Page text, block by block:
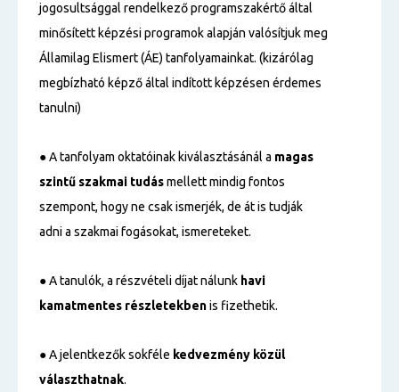
jogosultsággal rendelkező programszakértő által
minősített képzési programok alapján valósítjuk meg
Államilag Elismert (ÁE) tanfolyamainkat. (kizárólag
megbízható képző által indított képzésen érdemes
tanulni)
● A tanfolyam oktatóinak kiválasztásánál a magas
szintű szakmai tudásmellett mindig fontos
szempont, hogy ne csak ismerjék, de át is tudják
adni a szakmai fogásokat, ismereteket.
● A tanulók, a részvételi díjat nálunk havi
kamatmentes részletekbenis fizethetik.
● A jelentkezők sokféle kedvezmény közül
választhatnak.